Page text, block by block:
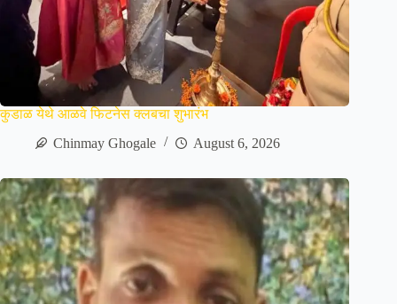
कुडाळ येथे आळवे फिटनेस क्लबचा शुभारंभ
Chinmay Ghogale
August 6, 2026